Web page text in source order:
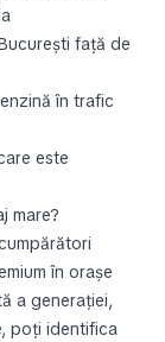
față de
în trafic
este
mare?
în orașe
a generației,
poți identifica